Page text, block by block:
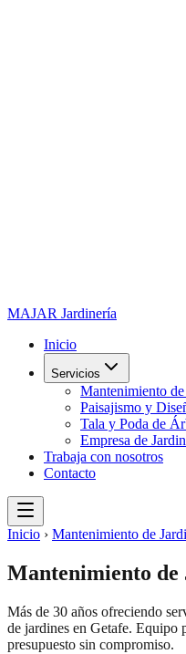
MAJAR Jardinería
Inicio
Servicios
Mantenimiento de
Paisajismo y
Tala y Poda de
Empresa de
Trabaja con nosotros
Contacto
Inicio › Mantenimiento de
Mantenimiento de
Más de 30 años ofreciendo
de jardines en Getafe. Equipo
presupuesto sin compromiso.